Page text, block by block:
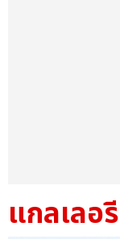
แกลเลอรี